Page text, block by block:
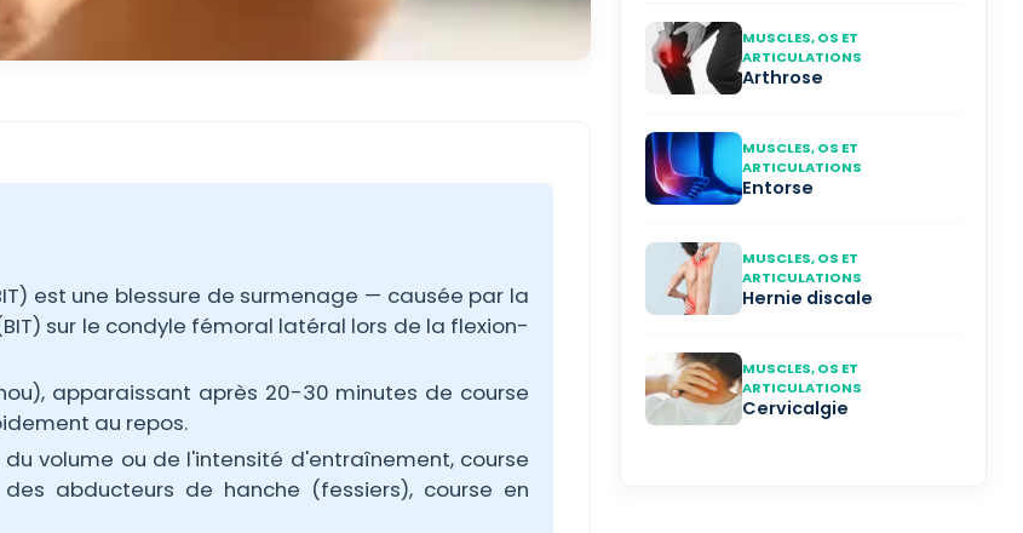
est une blessure de surmenage — causée par la
sur le condyle fémoral latéral lors de la flexion-
apparaissant après 20-30 minutes de course
au repos.
volume ou de l'intensité d'entraînement, course
abducteurs de hanche (fessiers), course en
MUSCLES, OS ET
ARTICULATIONS
Arthrose
MUSCLES, OS ET
ARTICULATIONS
Entorse
MUSCLES, OS ET
ARTICULATIONS
Hernie discale
MUSCLES, OS ET
ARTICULATIONS
Cervicalgie